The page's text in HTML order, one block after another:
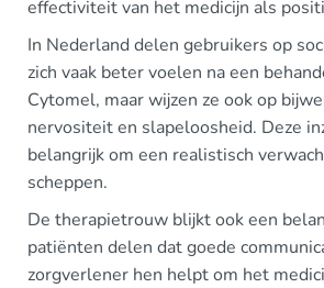
effectiviteit van het medicijn als
In Nederland delen gebruikers op
zich vaak beter voelen na een
Cytomel, maar wijzen ze ook op
nervositeit en slapeloosheid. Deze
belangrijk om een realistisch
scheppen.
De therapietrouw blijkt ook een
patiënten delen dat goede
zorgverlener hen helpt om het